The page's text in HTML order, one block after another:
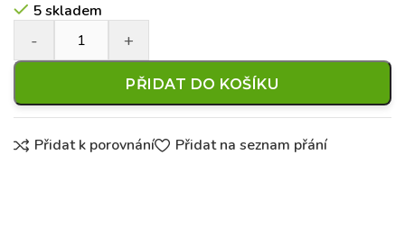
5 skladem
PŘIDAT DO KOŠÍKU
Přidat k porovnání Přidat na seznam přání